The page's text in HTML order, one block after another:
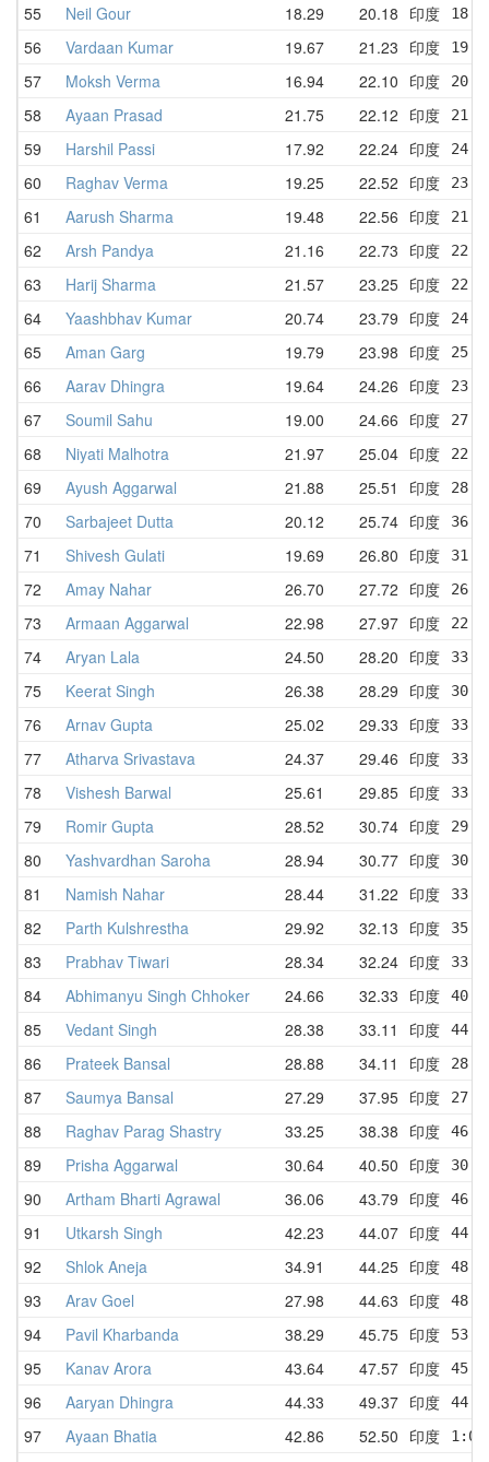
55 Neil Gour 18.29 20.18 印度
56 Vardaan Kumar 19.67 21.23 印度
57 Moksh Verma 16.94 22.10 印度
58 Ayaan Prasad 21.75 22.12 印度
59 Harshil Passi 17.92 22.24 印度
60 Raghav Verma 19.25 22.52 印度
61 Aarush Sharma 19.48 22.56 印度
62 Arsh Pandya 21.16 22.73 印度
63 Harij Sharma 21.57 23.25 印度
64 Yaashbhav Kumar 20.74 23.79 印度
65 Aman Garg 19.79 23.98 印度
66 Aarav Dhingra 19.64 24.26 印度
67 Soumil Sahu 19.00 24.66 印度
68 Niyati Malhotra 21.97 25.04 印度
69 Ayush Aggarwal 21.88 25.51 印度
70 Sarbajeet Dutta 20.12 25.74 印度
71 Shivesh Gulati 19.69 26.80 印度
72 Amay Nahar 26.70 27.72 印度
73 Armaan Aggarwal 22.98 27.97 印度
74 Aryan Lala 24.50 28.20 印度
75 Keerat Singh 26.38 28.29 印度
76 Arnav Gupta 25.02 29.33 印度
77 Atharva Srivastava 24.37 29.46 印度
78 Vishesh Barwal 25.61 29.85 印度
79 Romir Gupta 28.52 30.74 印度
80 Yashvardhan Saroha 28.94 30.77 印度
81 Namish Nahar 28.44 31.22 印度
82 Parth Kulshrestha 29.92 32.13 印度
83 Prabhav Tiwari 28.34 32.24 印度
84 Abhimanyu Singh Chhoker 24.66 32.33 印度
85 Vedant Singh 28.38 33.11 印度
86 Prateek Bansal 28.88 34.11 印度
87 Saumya Bansal 27.29 37.95 印度
88 Raghav Parag Shastry 33.25 38.38 印度
89 Prisha Aggarwal 30.64 40.50 印度
90 Artham Bharti Agrawal 36.06 43.79 印度
91 Utkarsh Singh 42.23 44.07 印度
92 Shlok Aneja 34.91 44.25 印度
93 Arav Goel 27.98 44.63 印度
94 Pavil Kharbanda 38.29 45.75 印度
95 Kanav Arora 43.64 47.57 印度
96 Aaryan Dhingra 44.33 49.37 印度
97 Ayaan Bhatia 42.86 52.50 印度